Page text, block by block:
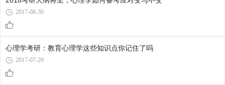
2017-08-30
心理学考研：教育心理学这些知识点你记住了吗
2017-07-20